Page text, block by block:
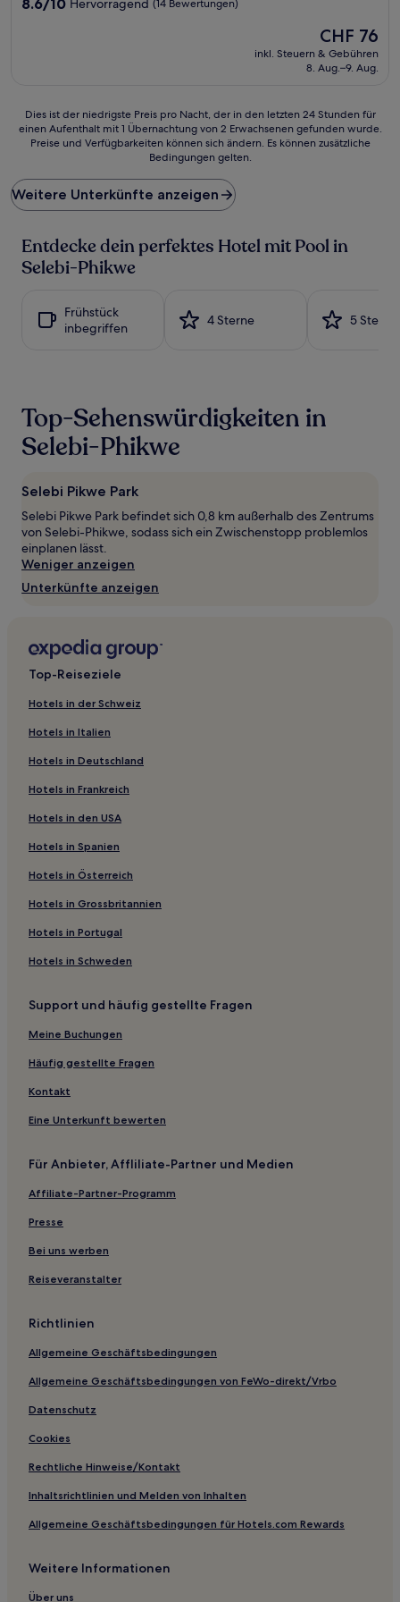
(14 Bewertungen)
Der
Preis
beträgt
CHF 76
inkl. Steuern & Gebühren
8. Aug.–9. Aug.
Dies
ist
Preis
pro
Nacht,
den
letzten
einen
gefunden
wurde.
Preise
Verfügbarkeiten
können
sich
ändern.
Es
können
zusätzliche
Bedingungen
Dies ist der niedrigste Preis pro Nacht, der in den letzten 24 Stunden für
einen Aufenthalt mit 1 Übernachtung von 2 Erwachsenen gefunden wurde.
Preise und Verfügbarkeiten können sich ändern. Es können zusätzliche
Bedingungen gelten.
Weitere Unterkünfte anzeigen
Entdecke dein perfektes Hotel mit Pool in
Selebi-Phikwe
Frühstück
inbegriffen
4 Sterne 5 Sterne
Top-Sehenswürdigkeiten in
Selebi-Phikwe
Selebi Pikwe Park
Selebi Pikwe Park befindet sich 0,8 km außerhalb des Zentrums
von Selebi-Phikwe, sodass sich ein Zwischenstopp problemlos
einplanen lässt.
Weniger anzeigen
Unterkünfte anzeigen
Top-Reiseziele
Hotels in der Schweiz
Hotels in Italien
Hotels in Deutschland
Hotels in Frankreich
Hotels in den USA
Hotels in Spanien
Hotels in Österreich
Hotels in Grossbritannien
Hotels in Portugal
Hotels in Schweden
Support und häufig gestellte Fragen
Meine Buchungen
Häufig gestellte Fragen
Kontakt
Eine Unterkunft bewerten
Für Anbieter, Affliliate-Partner und Medien
Affiliate-Partner-Programm
Presse
Bei uns werben
Reiseveranstalter
Richtlinien
Allgemeine Geschäftsbedingungen
Allgemeine Geschäftsbedingungen von FeWo-direkt/Vrbo
Datenschutz
Cookies
Rechtliche Hinweise/Kontakt
Inhaltsrichtlinien und Melden von Inhalten
Allgemeine Geschäftsbedingungen für Hotels.com Rewards
Weitere Informationen
Über uns